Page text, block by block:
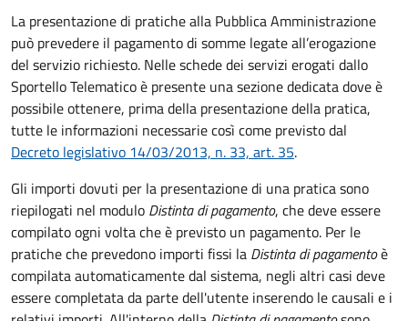
La presentazione di pratiche alla Pubblica Amministrazione
può prevedere il pagamento di somme legate all’erogazione
del servizio richiesto. Nelle schede dei servizi erogati dallo
Sportello Telematico è presente una sezione dedicata dove è
possibile ottenere, prima della presentazione della pratica,
tutte le informazioni necessarie così come previsto dal
Decreto legislativo 14/03/2013, n. 33, art. 35.
Gli importi dovuti per la presentazione di una pratica sono
riepilogati nel modulo Distinta di pagamento, che deve essere
compilato ogni volta che è previsto un pagamento. Per le
pratiche che prevedono importi fissi la Distinta di pagamentoè
compilata automaticamente dal sistema, negli altri casi deve
essere completata da parte dell'utente inserendo le causali e i